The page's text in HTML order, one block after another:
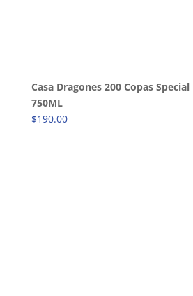
Casa Dragones 200 Copas
750ML
$190.00